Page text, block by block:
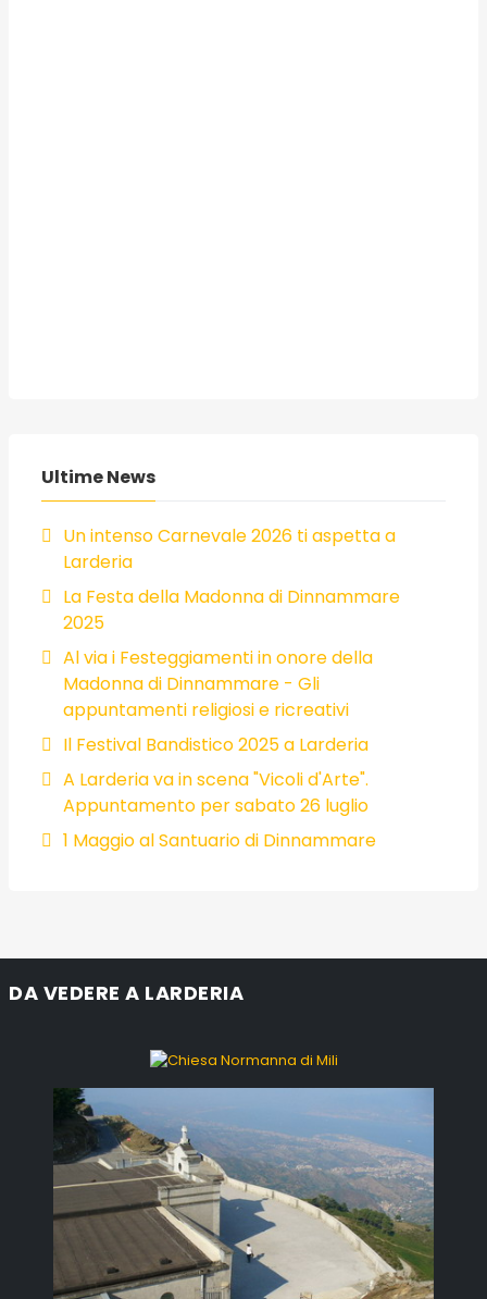
Ultime News
Un intenso Carnevale 2026 ti aspetta a
Larderia
La Festa della Madonna di Dinnammare
2025
Al via i Festeggiamenti in onore della
Madonna di Dinnammare - Gli
appuntamenti religiosi e ricreativi
Il Festival Bandistico 2025 a Larderia
A Larderia va in scena "Vicoli d'Arte".
Appuntamento per sabato 26 luglio
1 Maggio al Santuario di Dinnammare
DA VEDERE A LARDERIA